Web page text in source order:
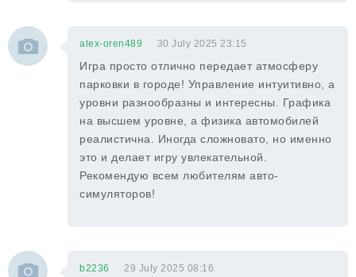
alex-oren489 30 July 2025 23:15
Игра просто отлично передает атмосферу
парковки в городе! Управление интуитивно, а
уровни разнообразны и интересны. Графика
на высшем уровне, а физика автомобилей
реалистична. Иногда сложновато, но именно
это и делает игру увлекательной.
Рекомендую всем любителям авто-
симуляторов!
b2236 29 July 2025 08:16